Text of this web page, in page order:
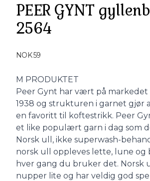
PEER GYNT
2564
NOK 59
Description
M PRODUKTET
Peer Gynt har vært på markedet
1938 og strukturen i garnet gjør
en favoritt til koftestrikk. Peer
et like populært garn i dag som
Norsk ull, ikke superwash-
norsk ull oppleves lette, lune og
hver gang du bruker det. Norsk
nupper lite og har veldig god